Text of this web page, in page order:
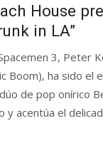
House
in LA”
3, Peter
Boom), ha sido el
de pop onírico
acentúa el